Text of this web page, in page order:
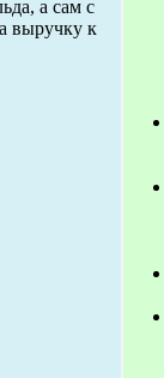
а сам с
выручку к